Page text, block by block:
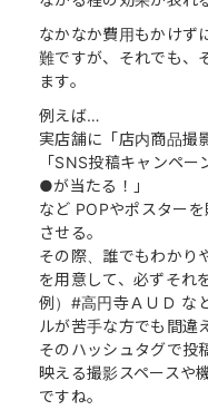
なかなか費用もかけず
難ですが、それでも、
ます。
例えば…
実店舗に「店内商品撮
「SNS投稿キャンペ
●が当たる！」
など POPやポスター
させる。
その際、誰でもわかり
を用意して、必ずそれ
例）#高円寺ＡＵＤ な
ルが苦手な方でも間違
そのハッシュタグで投
映える撮影スペースや
ですね。